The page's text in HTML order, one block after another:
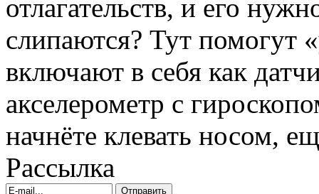
отлагательств, и его
слипаются? Тут
включают в себя как
акселерометр с
начнёте клевать носом,
Рассылка